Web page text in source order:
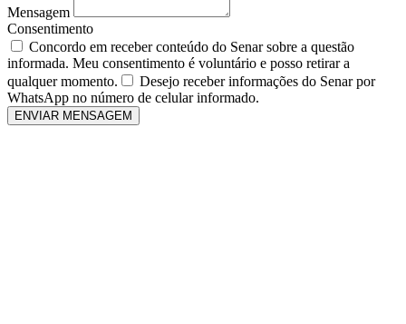
Mensagem
Consentimento
Concordo em receber conteúdo do Senar sobre a questão
informada. Meu consentimento é voluntário e posso retirar a
qualquer momento.
Desejo receber informações do Senar por
WhatsApp no número de celular informado.
ENVIAR MENSAGEM